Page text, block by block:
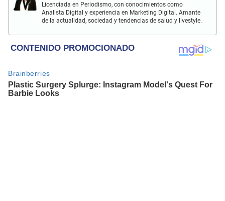
Licenciada en Periodismo, con conocimientos como
Analista Digital y experiencia en Marketing Digital. Amante
de la actualidad, sociedad y tendencias de salud y livestyle.